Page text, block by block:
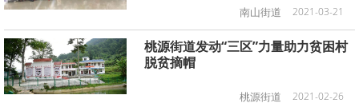
南山街道 2021-03-21
桃源街道发动“三区”力量助力贫困村
脱贫摘帽
桃源街道 2021-02-26